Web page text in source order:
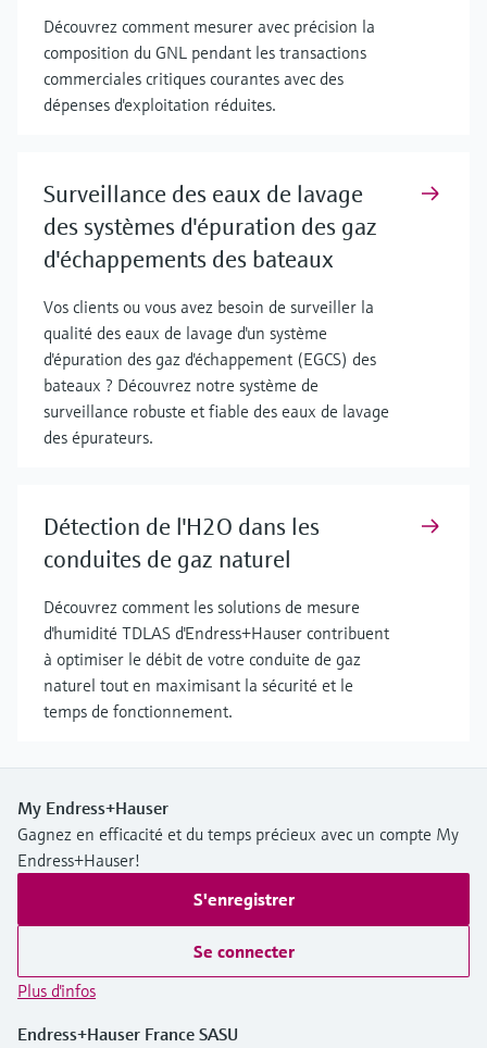
Découvrez comment mesurer avec précision la
composition du GNL pendant les transactions
commerciales critiques courantes avec des
dépenses d'exploitation réduites.
Surveillance des eaux de lavage
des systèmes d'épuration des gaz
d'échappements des bateaux
Vos clients ou vous avez besoin de surveiller la
qualité des eaux de lavage d'un système
d'épuration des gaz d'échappement (EGCS) des
bateaux ? Découvrez notre système de
surveillance robuste et fiable des eaux de lavage
des épurateurs.
Détection de l'H2O dans les
conduites de gaz naturel
Découvrez comment les solutions de mesure
d'humidité TDLAS d'Endress+Hauser contribuent
à optimiser le débit de votre conduite de gaz
naturel tout en maximisant la sécurité et le
temps de fonctionnement.
My Endress+Hauser
Gagnez en efficacité et du temps précieux avec un compte My
Endress+Hauser!
S'enregistrer
Se connecter
Plus d'infos
Endress+Hauser France SASU